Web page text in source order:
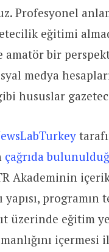
Profesyonel
eğitimi
amatör bir
medya
hususlar
çağrıda
Akademinin
yapısı,
üzerinde eğitim
içermesi